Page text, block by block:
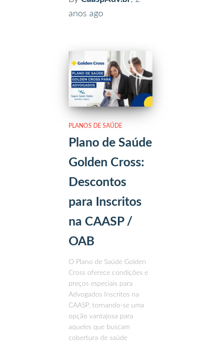
anos ago
PLANOS DE SAÚDE
Plano de Saúde
Golden Cross:
Descontos
para Inscritos
na CAASP /
OAB
O Plano de Saúde Golden
Cross oferece condições e
preços especiais para
Advogados Inscritos na
CAASP, tornando-se uma
opção vantajosa para
aqueles que buscam
cobertura de saúde